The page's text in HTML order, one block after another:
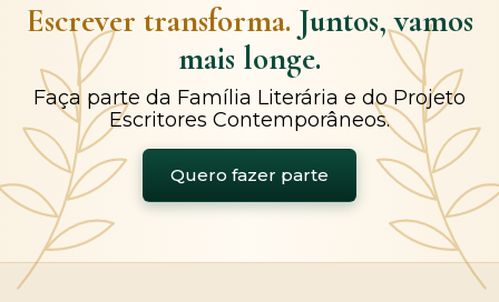
Escrever transforma. Juntos, vamos
mais longe.
Faça parte da Família Literária e do Projeto
Escritores Contemporâneos.
Quero fazer parte